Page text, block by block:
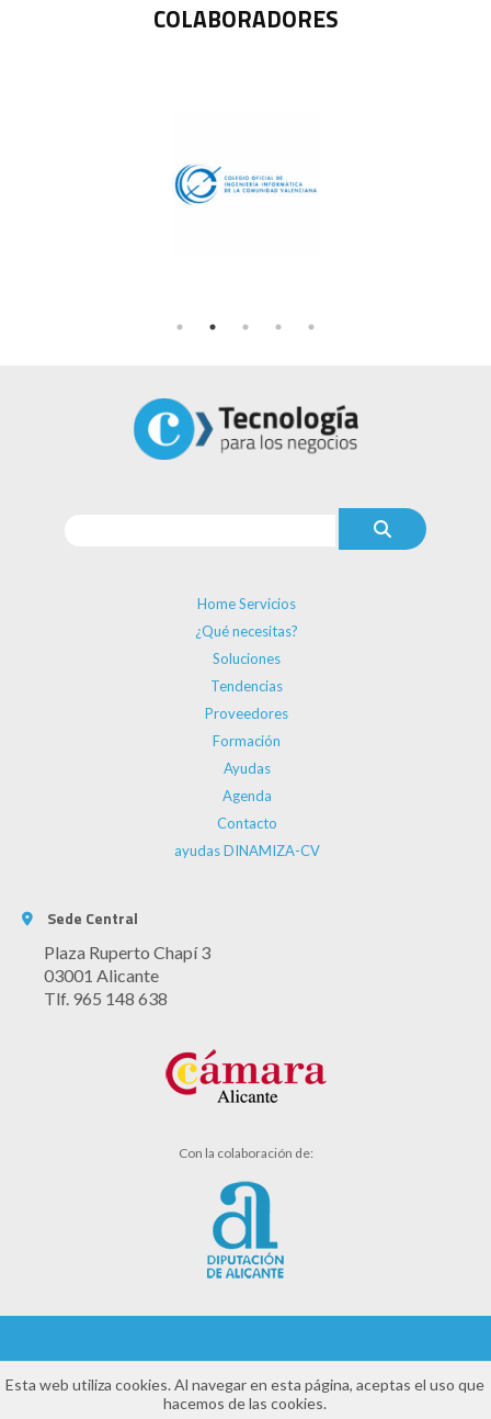
COLABORADORES
Home Servicios
¿Qué necesitas?
Soluciones
Tendencias
Proveedores
Formación
Ayudas
Agenda
Contacto
ayudas DINAMIZA-CV
Sede Central
Plaza Ruperto Chapí 3
03001 Alicante
Tlf. 965 148 638
Con la colaboración de:
Aviso legal
Esta web utiliza cookies. Al navegar en esta página, aceptas el uso que
hacemos de las cookies.